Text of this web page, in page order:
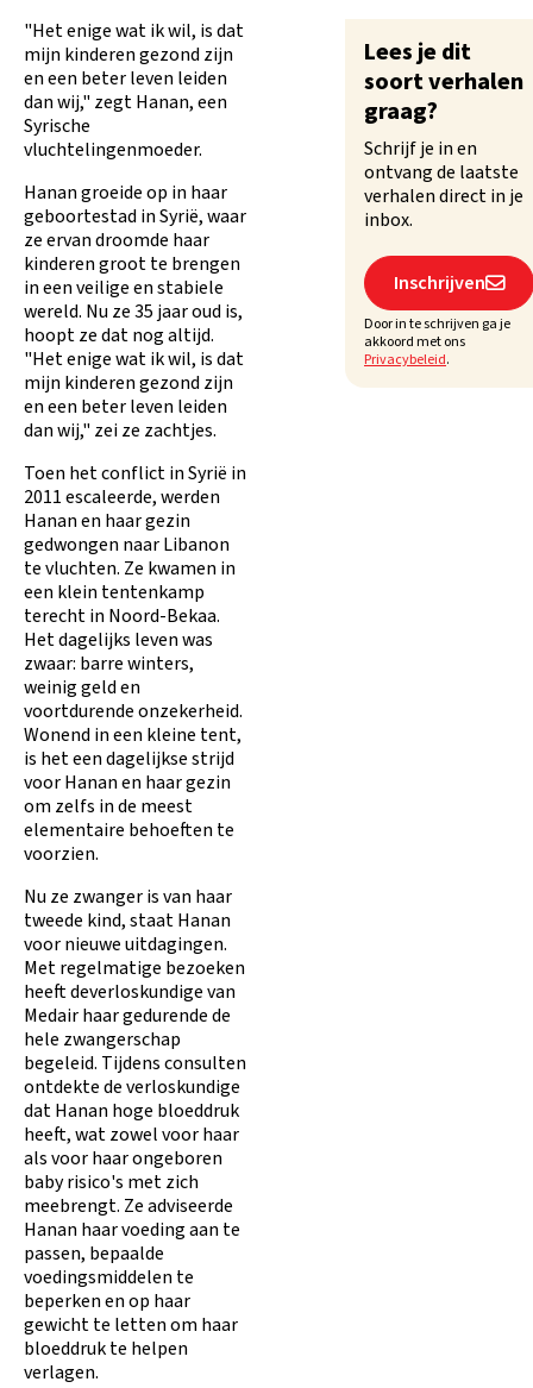
"Het enige wat ik wil, is dat
mijn kinderen gezond zijn
en een beter leven leiden
dan wij," zegt Hanan, een
Syrische
vluchtelingenmoeder.
Hanan groeide op in haar
geboortestad in Syrië, waar
ze ervan droomde haar
kinderen groot te brengen
in een veilige en stabiele
wereld. Nu ze 35 jaar oud is,
hoopt ze dat nog altijd.
"Het enige wat ik wil, is dat
mijn kinderen gezond zijn
en een beter leven leiden
dan wij," zei ze zachtjes.
Toen het conflict in Syrië in
2011 escaleerde, werden
Hanan en haar gezin
gedwongen naar Libanon
te vluchten. Ze kwamen in
een klein tentenkamp
terecht in Noord-Bekaa.
Het dagelijks leven was
zwaar: barre winters,
weinig geld en
voortdurende onzekerheid.
Wonend in een kleine tent,
is het een dagelijkse strijd
voor Hanan en haar gezin
om zelfs in de meest
elementaire behoeften te
voorzien.
Nu ze zwanger is van haar
tweede kind, staat Hanan
voor nieuwe uitdagingen.
Met regelmatige bezoeken
heeft deverloskundige van
Medair haar gedurende de
hele zwangerschap
begeleid. Tijdens consulten
ontdekte de verloskundige
dat Hanan hoge bloeddruk
heeft, wat zowel voor haar
als voor haar ongeboren
baby risico's met zich
meebrengt. Ze adviseerde
Hanan haar voeding aan te
passen, bepaalde
voedingsmiddelen te
beperken en op haar
gewicht te letten om haar
bloeddruk te helpen
verlagen.
Lees je dit
soort verhalen
graag?
Schrijf je in en
ontvang de laatste
verhalen direct in je
inbox.
Inschrijven
Door in te schrijven ga je
akkoord met ons
Privacybeleid.